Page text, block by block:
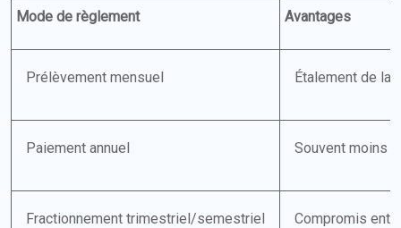
Mode de règlement Avantages
Prélèvement mensuel Étalement de la
Paiement annuel Souvent moins
Fractionnement trimestriel/semestriel Compromis